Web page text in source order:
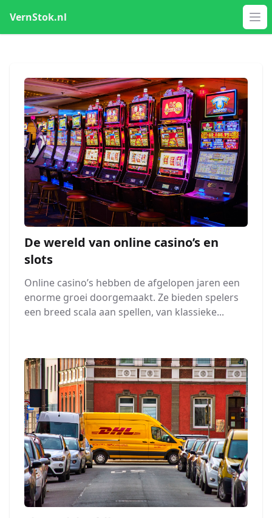
VernStok.nl
De wereld van online casino’s en
slots
Online casino’s hebben de afgelopen jaren een
enorme groei doorgemaakt. Ze bieden spelers
een breed scala aan spellen, van klassieke...